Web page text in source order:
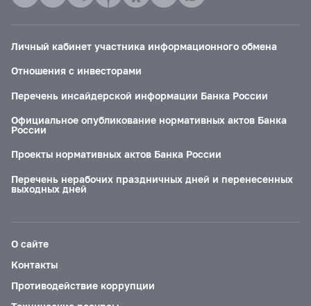
Личный кабинет участника информационного обмена
Отношения с инвесторами
Перечень инсайдерской информации Банка России
Официальное опубликование нормативных актов Банка
России
Проекты нормативных актов Банка России
Перечень нерабочих праздничных дней и перенесенных
выходных дней
О сайте
Контакты
Противодействие коррупции